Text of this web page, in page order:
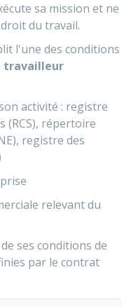
sa mission et ne
du travail.
l'une des conditions
travailleur
activité : registre
(RCS), répertoire
registre des
relevant du
ses conditions de
par le contrat